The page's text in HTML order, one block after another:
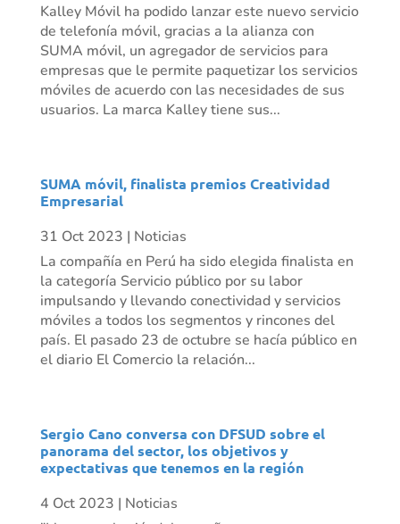
Kalley Móvil ha podido lanzar este nuevo servicio
de telefonía móvil, gracias a la alianza con
SUMA móvil, un agregador de servicios para
empresas que le permite paquetizar los servicios
móviles de acuerdo con las necesidades de sus
usuarios. La marca Kalley tiene sus...
SUMA móvil, finalista premios Creatividad
Empresarial
31 Oct 2023 | Noticias
La compañía en Perú ha sido elegida finalista en
la categoría Servicio público por su labor
impulsando y llevando conectividad y servicios
móviles a todos los segmentos y rincones del
país. El pasado 23 de octubre se hacía público en
el diario El Comercio la relación...
Sergio Cano conversa con DFSUD sobre el
panorama del sector, los objetivos y
expectativas que tenemos en la región
4 Oct 2023 | Noticias